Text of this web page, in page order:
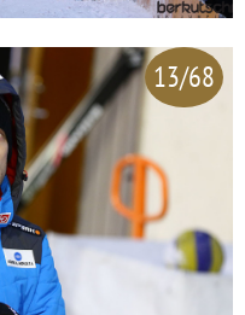
13/68